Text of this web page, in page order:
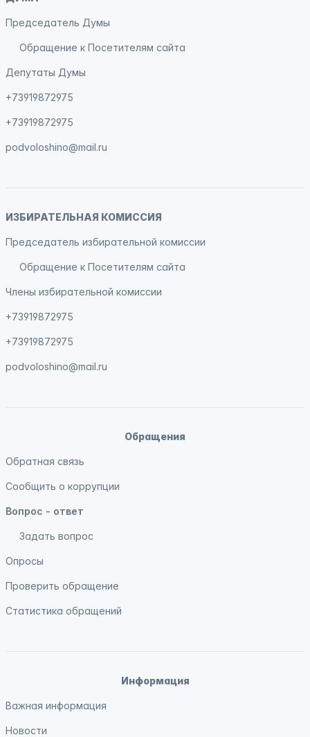
Председатель Думы
Обращение к Посетителям сайта
Депутаты Думы
+73919872975
+73919872975
podvoloshino@mail.ru
ИЗБИРАТЕЛЬНАЯ КОМИССИЯ
Председатель избирательной комиссии
Обращение к Посетителям сайта
Члены избирательной комиссии
+73919872975
+73919872975
podvoloshino@mail.ru
Обращения
Обратная связь
Сообщить о коррупции
Вопрос - ответ
Задать вопрос
Опросы
Проверить обращение
Статистика обращений
Информация
Важная информация
Новости